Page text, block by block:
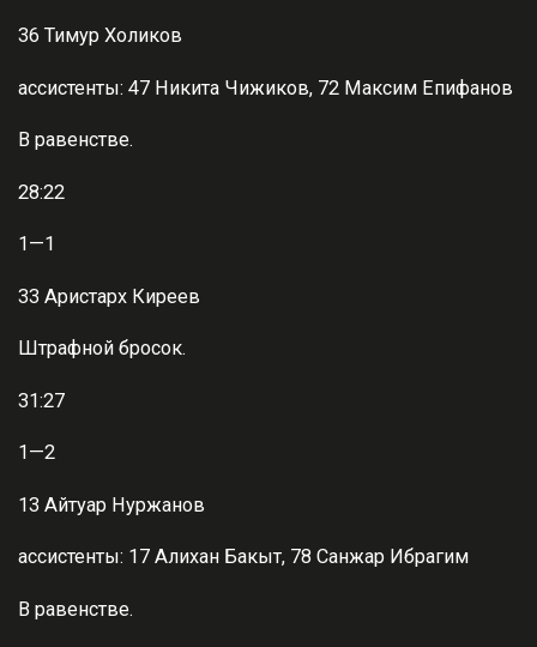
36 Тимур Холиков
ассистенты: 47 Никита Чижиков, 72 Максим Епифанов
В равенстве.
28:22
1—1
33 Аристарх Киреев
Штрафной бросок.
31:27
1—2
13 Айтуар Нуржанов
ассистенты: 17 Алихан Бакыт, 78 Санжар Ибрагим
В равенстве.